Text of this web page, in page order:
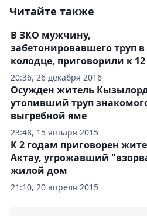
Читайте также
20:36, 26 декабря 2016
В ЗКО мужчину,
забетонировавшего труп в
колодце, приговорили к
23:48, 15 января 2015
Осужден житель
утопивший труп
выгребной яме
21:10, 20 апреля 2015
К 2 годам приговорен
Актау, угрожавший
жилой дом